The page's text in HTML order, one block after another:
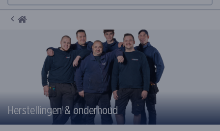
Home
Herstellingen & onderhoud